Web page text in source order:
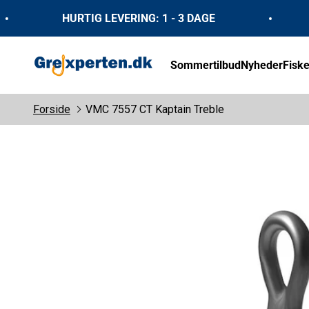
HURTIG LEVERING: 1 - 3 DAGE
SommertilbudNyheder
GrejXperten
Forside VMC 7557 CT Kaptain Treble